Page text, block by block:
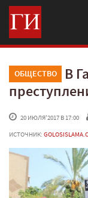
ОБЩЕСТВО
В
20 ИЮЛЯ'2017 В 17:00
ИСТОЧНИК: